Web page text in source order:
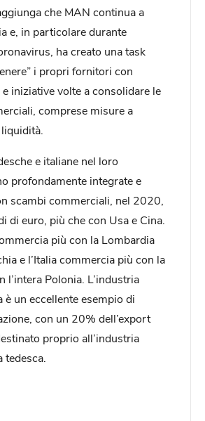
che MAN continua a
e, in particolare durante
ha creato una task
i propri fornitori con
iniziative volte a consolidare le
comprese misure a
e italiane nel loro
profondamente integrate e
scambi commerciali, nel 2020,
di euro, più che con Usa e Cina.
più con la Lombardia
e l’Italia commercia più con la
l’intera Polonia. L’industria
un eccellente esempio di
con un 20% dell’export
proprio all’industria